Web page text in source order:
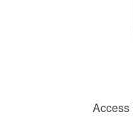
Access